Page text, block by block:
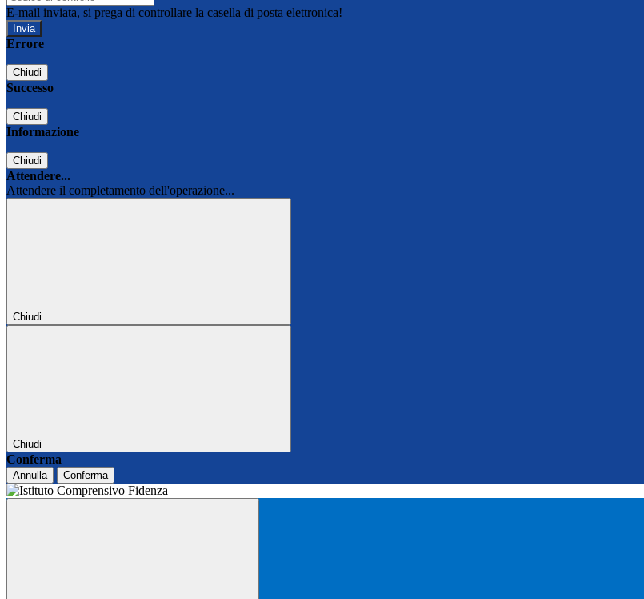
E-mail inviata, si prega di controllare la casella di posta elettronica!
Errore
Chiudi
Successo
Chiudi
Informazione
Chiudi
Attendere...
Attendere il completamento dell'operazione...
Chiudi
Chiudi
Conferma
Annulla Conferma